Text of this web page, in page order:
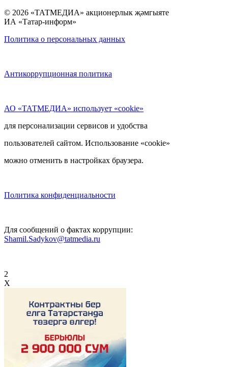
© 2026 «ТАТМЕДИА» акционерлык җәмгыяте
ИА «Татар-информ»
Политика о персональных данных
Антикоррупционная политика
АО «ТАТМЕДИА» использует «cookie»
для персонализации сервисов и удобства
пользователей сайтом. Использование «cookie»
можно отменить в настройках браузера.
Политика конфиденциальности
Для сообщений о фактах коррупции:
Shamil.Sadykov@tatmedia.ru
2
X